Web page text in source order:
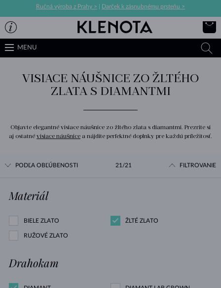
Ručná výroba z Prahy > Darček k zásnubnému prsteňu >
MENU
VISIACE NÁUŠNICE ZO ŽLTÉHO
ZLATA S DIAMANTMI
Objavte elegantné visiace náušnice zo žltého zlata s diamantmi. Prezrite si
aj ostatné visiace náušnice a nájdite perfektné doplnky pre každú príležitosť.
PODĽA OBĽÚBENOSTI 21/21 FILTROVANIE
Materiál
BIELE ZLATO ŽLTÉ ZLATO
RUŽOVÉ ZLATO
Drahokam